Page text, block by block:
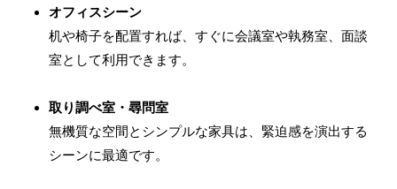
オフィスシーン
机や椅子を配置すれば、すぐに会議室や執務室、面談
室として利用できます。
取り調べ室・尋問室
無機質な空間とシンプルな家具は、緊迫感を演出する
シーンに最適です。